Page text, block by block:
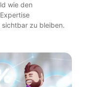
wie den
zu bleiben.